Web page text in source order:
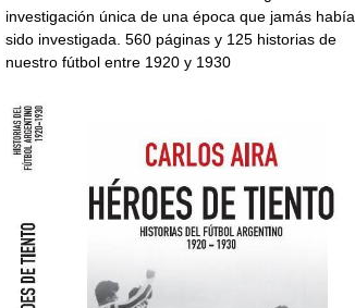
investigación única de una época que jamás había
sido investigada. 560 páginas y 125 historias de
nuestro fútbol entre 1920 y 1930